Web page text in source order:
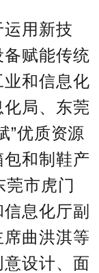
用新技
赋能传统
业和信息化
化局、东莞
”优质资源
和制鞋产
莞市虎门
息化厅副
曲洪淇等
设计、面